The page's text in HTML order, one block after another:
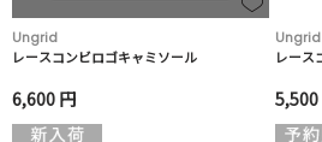
Ungrid
レースコンビロゴキャミソール
6,600 円
Ungrid
レース
5,500